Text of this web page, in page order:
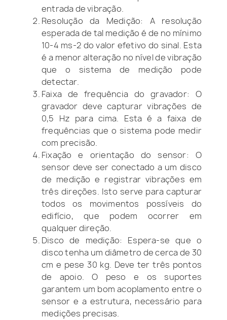
entrada de vibração.
Resolução da Medição: A resolução
esperada de tal medição é de no mínimo
10-4 ms-2 do valor efetivo do sinal. Esta
é a menor alteração no nível de vibração
que o sistema de medição pode
detectar.
Faixa de frequência do gravador: O
gravador deve capturar vibrações de
0,5 Hz para cima. Esta é a faixa de
frequências que o sistema pode medir
com precisão.
Fixação e orientação do sensor: O
sensor deve ser conectado a um disco
de medição e registrar vibrações em
três direções. Isto serve para capturar
todos os movimentos possíveis do
edifício, que podem ocorrer em
qualquer direção.
Disco de medição: Espera-se que o
disco tenha um diâmetro de cerca de 30
cm e pese 30 kg. Deve ter três pontos
de apoio. O peso e os suportes
garantem um bom acoplamento entre o
sensor e a estrutura, necessário para
medições precisas.